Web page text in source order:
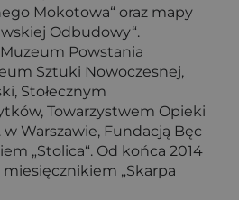
Mokotowa“ oraz mapy
Odbudowy“.
Powstania
Sztuki Nowoczesnej,
Stołecznym
Towarzystwem Opieki
Warszawie, Fundacją Bęc
„Stolica“. Od końca 2014
„Skarpa